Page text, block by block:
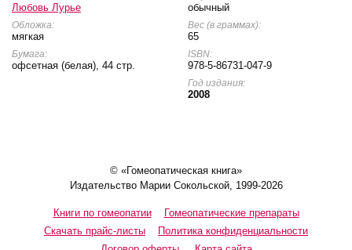
Любовь Лурье
Обложка:
мягкая
Бумага:
офсетная (белая), 44 стр.
обычный
Вес (в граммах):
65
ISBN:
978-5-86731-047-9
Год издания:
2008
© «Гомеопатическая книга»
Издательство Марии Сокольской, 1999-2026
Книги по гомеопатии
Гомеопатические препараты
Скачать прайс-листы
Политика конфиденциальности